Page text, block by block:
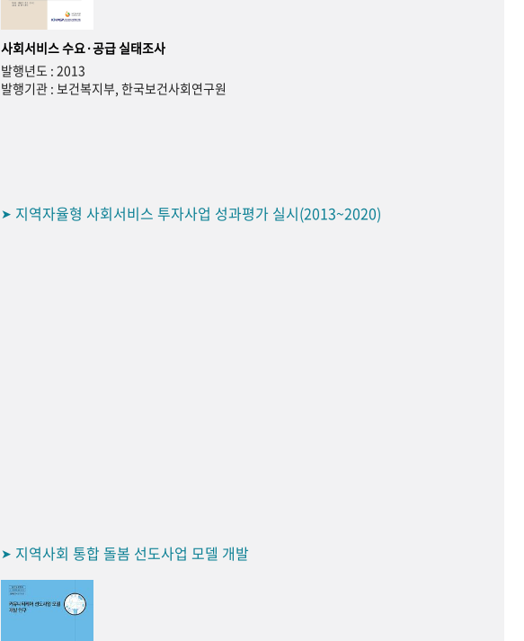
사회서비스 수요·공급 실태조사
발행년도 : 2013
발행기관 : 보건복지부, 한국보건사회연구원
➤ 지역자율형 사회서비스 투자사업 성과평가 실시(2013~2020)
➤ 지역사회 통합 돌봄 선도사업 모델 개발